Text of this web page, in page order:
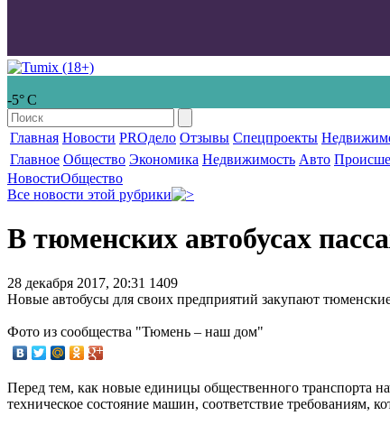
-5° С
Главная Новости PROдело Отзывы Спецпроекты
Главное Общество Экономика Недвижимость Авто
НовостиОбщество
Все новости этой рубрики
В тюменских автобусах
28 декабря 2017, 20:31 1409
Новые автобусы для своих предприятий закупают
Фото из сообщества "Тюмень – наш дом"
Перед тем, как новые единицы общественного транспорта
техническое состояние машин, соответствие требованиям,